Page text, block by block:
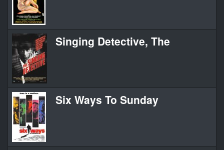
Singing Detective, The
Six Ways To Sunday